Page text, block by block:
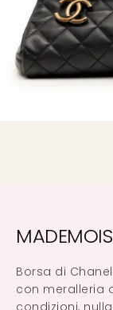
Borsa di
con meralleria